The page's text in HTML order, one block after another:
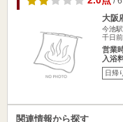
大阪
今池
千日
営業
入浴
日帰
関連情報から探す